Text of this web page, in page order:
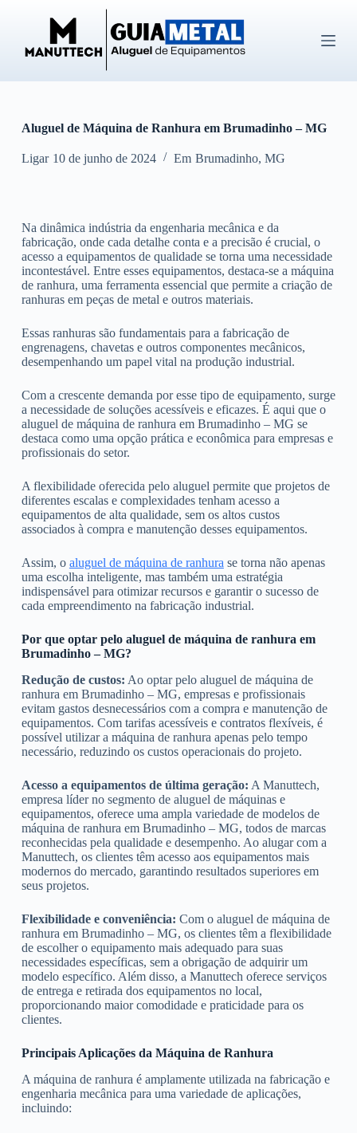
ú
d
o
Aluguel de Máquina de Ranhura em Brumadinho – MG
Ligar 10 de junho de 2024 Em Brumadinho, MG
Na dinâmica indústria da engenharia mecânica e da
fabricação, onde cada detalhe conta e a precisão é crucial, o
acesso a equipamentos de qualidade se torna uma necessidade
incontestável. Entre esses equipamentos, destaca-se a máquina
de ranhura, uma ferramenta essencial que permite a criação de
ranhuras em peças de metal e outros materiais.
Essas ranhuras são fundamentais para a fabricação de
engrenagens, chavetas e outros componentes mecânicos,
desempenhando um papel vital na produção industrial.
Com a crescente demanda por esse tipo de equipamento, surge
a necessidade de soluções acessíveis e eficazes. É aqui que o
aluguel de máquina de ranhura em Brumadinho – MG se
destaca como uma opção prática e econômica para empresas e
profissionais do setor.
A flexibilidade oferecida pelo aluguel permite que projetos de
diferentes escalas e complexidades tenham acesso a
equipamentos de alta qualidade, sem os altos custos
associados à compra e manutenção desses equipamentos.
Assim, o aluguel de máquina de ranhura se torna não apenas
uma escolha inteligente, mas também uma estratégia
indispensável para otimizar recursos e garantir o sucesso de
cada empreendimento na fabricação industrial.
Por que optar pelo aluguel de máquina de ranhura em
Brumadinho – MG?
Redução de custos: Ao optar pelo aluguel de máquina de
ranhura em Brumadinho – MG, empresas e profissionais
evitam gastos desnecessários com a compra e manutenção de
equipamentos. Com tarifas acessíveis e contratos flexíveis, é
possível utilizar a máquina de ranhura apenas pelo tempo
necessário, reduzindo os custos operacionais do projeto.
Acesso a equipamentos de última geração: A Manuttech,
empresa líder no segmento de aluguel de máquinas e
equipamentos, oferece uma ampla variedade de modelos de
máquina de ranhura em Brumadinho – MG, todos de marcas
reconhecidas pela qualidade e desempenho. Ao alugar com a
Manuttech, os clientes têm acesso aos equipamentos mais
modernos do mercado, garantindo resultados superiores em
seus projetos.
Flexibilidade e conveniência: Com o aluguel de máquina de
ranhura em Brumadinho – MG, os clientes têm a flexibilidade
de escolher o equipamento mais adequado para suas
necessidades específicas, sem a obrigação de adquirir um
modelo específico. Além disso, a Manuttech oferece serviços
de entrega e retirada dos equipamentos no local,
proporcionando maior comodidade e praticidade para os
clientes.
Principais Aplicações da Máquina de Ranhura
A máquina de ranhura é amplamente utilizada na fabricação e
engenharia mecânica para uma variedade de aplicações,
incluindo: